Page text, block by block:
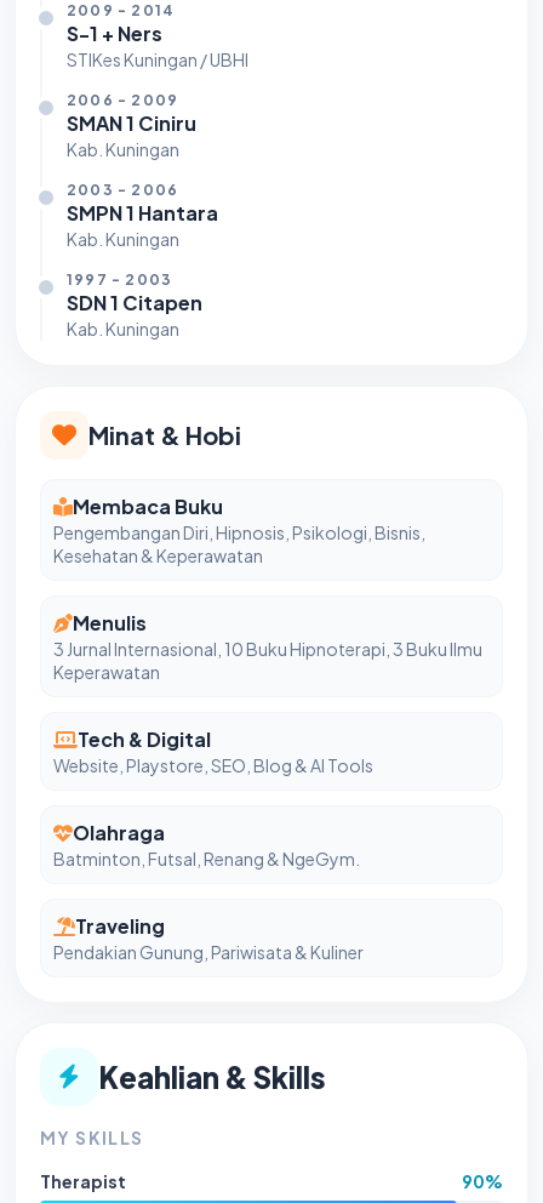
2009 - 2014
S-1 + Ners
STIKes Kuningan / UBHI
2006 - 2009
SMAN 1 Ciniru
Kab. Kuningan
2003 - 2006
SMPN 1 Hantara
Kab. Kuningan
1997 - 2003
SDN 1 Citapen
Kab. Kuningan
Minat & Hobi
Membaca Buku
Pengembangan Diri, Hipnosis, Psikologi, Bisnis,
Kesehatan & Keperawatan
Menulis
3 Jurnal Internasional, 10 Buku Hipnoterapi, 3 Buku Ilmu
Keperawatan
Tech & Digital
Website, Playstore, SEO, Blog & AI Tools
Olahraga
Batminton, Futsal, Renang & NgeGym.
Traveling
Pendakian Gunung, Pariwisata & Kuliner
Keahlian & Skills
MY SKILLS
Therapist
90%